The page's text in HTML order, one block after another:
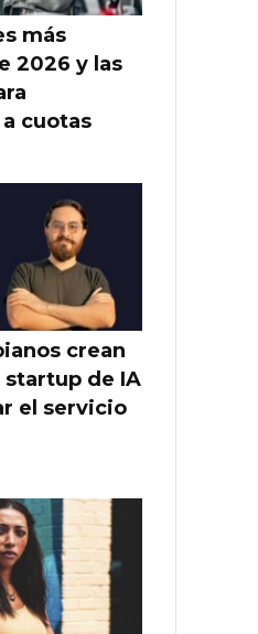
más
2026 y las
cuotas
crean
startup de IA
el servicio